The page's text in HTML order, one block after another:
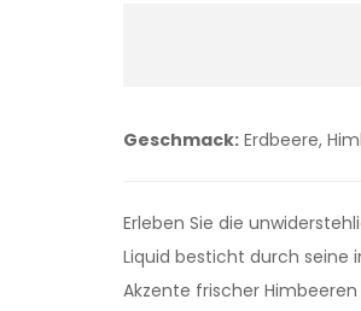
Geschmack: Erdbeere,
Erleben Sie die
Liquid besticht durch seine
Akzente frischer